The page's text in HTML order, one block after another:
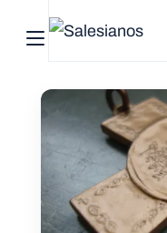
Abrir menu principal
Pesquisar
Início
Quem
somos